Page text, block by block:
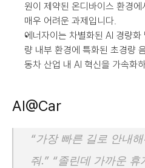
원이 제약된 온디바이스 환경
매우 어려운 과제입니다.
에너자이는 차별화된 AI 경량
량 내부 환경에 특화된 초경량
동차 산업 내 AI 혁신을 가속화
AI@Car
“가장 빠른 길로 안내
줘.” “졸린데 가까운 휴